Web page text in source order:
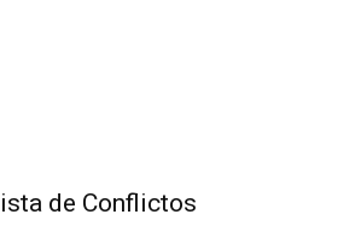
de Conflictos